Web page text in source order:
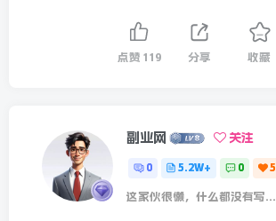
点赞 119 分享 收藏
副业网 关注
0 5.2W+ 0 5
这家伙很懒，什么都没有写...